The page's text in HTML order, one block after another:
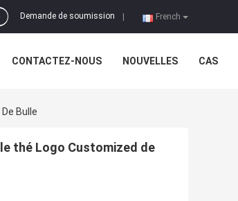
French
Demande de soumission
CONTACTEZ-NOUS NOUVELLES CAS
Bulle
thé Logo Customized de